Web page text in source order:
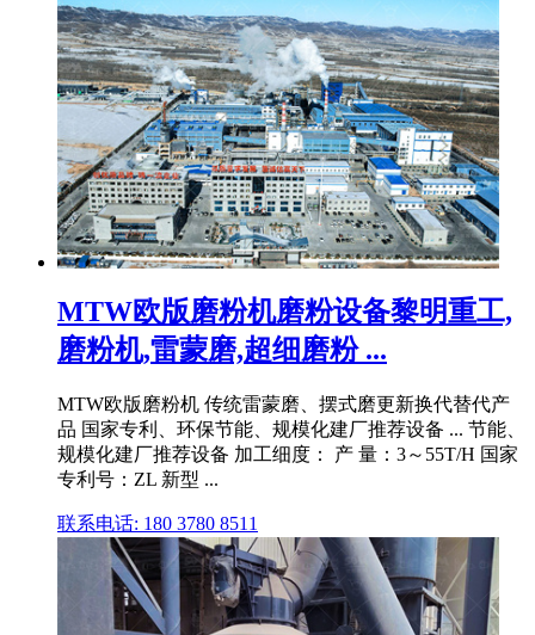
MTW欧版磨粉机磨粉设备黎明重工,
磨粉机,雷蒙磨,超细磨粉 ...
MTW欧版磨粉机 传统雷蒙磨、摆式磨更新换代替代产
品 国家专利、环保节能、规模化建厂推荐设备 ... 节能、
规模化建厂推荐设备 加工细度： 产 量：3～55T/H 国家
专利号：ZL 新型 ...
联系电话: 180 3780 8511